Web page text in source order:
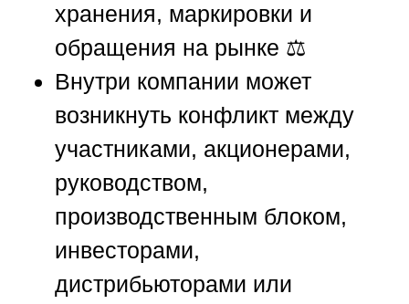
хранения, маркировки и
обращения на рынке ⚖️
Внутри компании может
возникнуть конфликт между
участниками, акционерами,
руководством,
производственным блоком,
инвесторами,
дистрибьюторами или